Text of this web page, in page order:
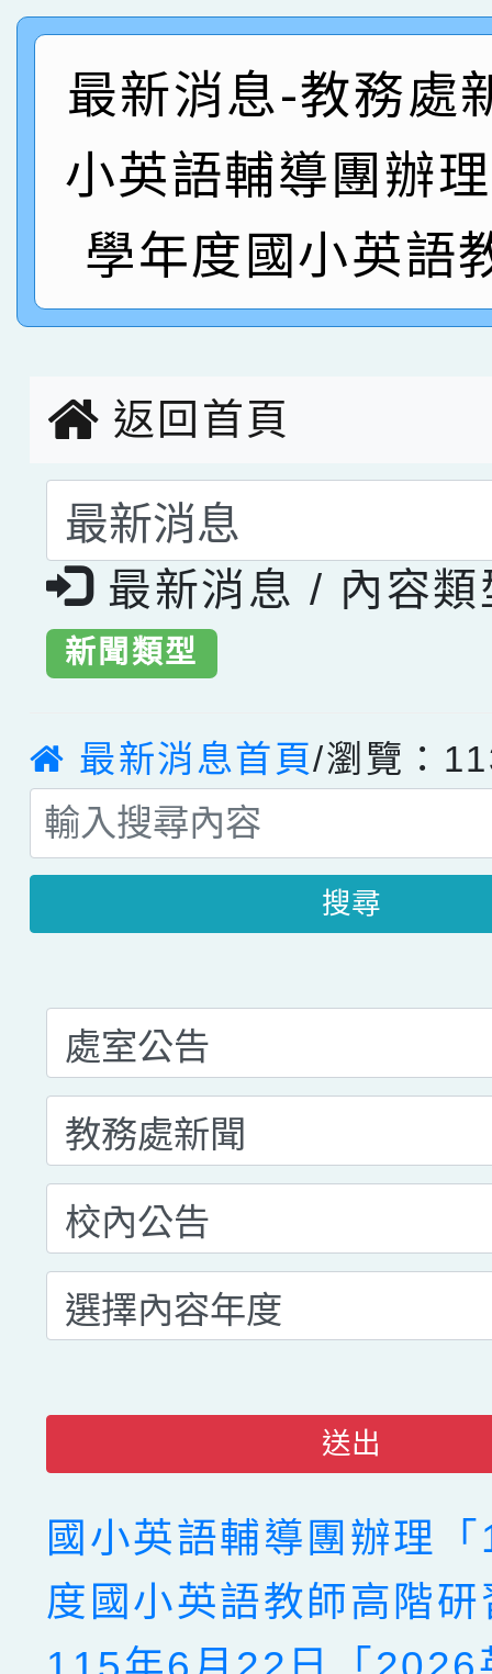
創客第三名。
賽 洪綺君教師榮獲社
名
賀！本校阿巴斯O蜜、
倩參加桃園市科展 國
名 指導老師王老師、
賀！本校四年二班張O
園市英語競賽國小朗
指導老師林老師
賀！本校參加桃園市中
賽 劉文瑛教師榮獲教
臺灣台語-第二名
賀！本校參與2026世
最新消息-教務處
小英語輔導團辦
學年度國小英語
返回首頁
選擇後頁面內容會更
最新消息 / 內容類
新聞類型
最新消息首頁/瀏覽：
搜尋
送出
國小英語輔導團辦理
度國小英語教師高階